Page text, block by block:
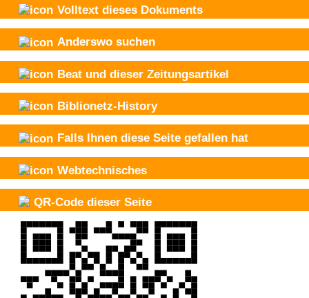
Volltext dieses Dokuments
Anderswo suchen
Beat und dieser Zeitungsartikel
Biblionetz-History
Falls Ihnen diese Seite gefallen hat
Webtechnisches
QR-Code dieser Seite